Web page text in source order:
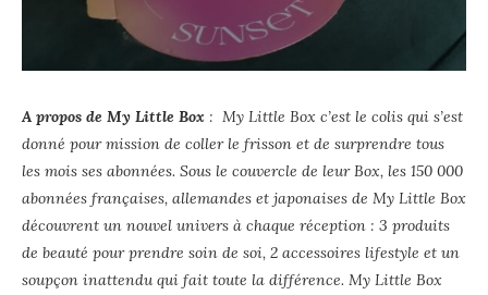
A propos de My Little Box : My Little Box c’est le colis qui s’est
donné pour mission de coller le frisson et de surprendre tous
les mois ses abonnées. Sous le couvercle de leur Box, les 150 000
abonnées françaises, allemandes et japonaises de My Little Box
découvrent un nouvel univers à chaque réception : 3 produits
de beauté pour prendre soin de soi, 2 accessoires lifestyle et un
soupçon inattendu qui fait toute la différence. My Little Box